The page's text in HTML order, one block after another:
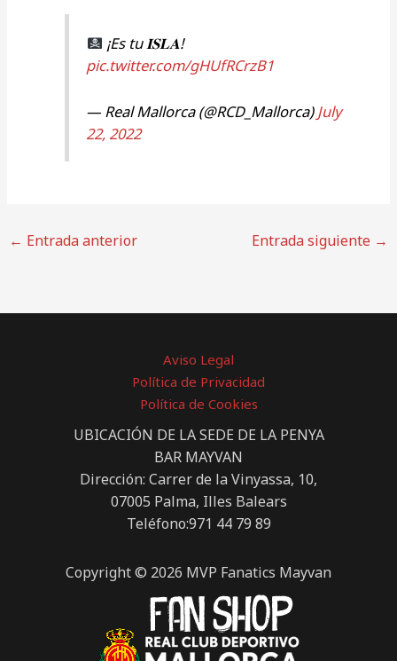
¡Es tu 𝐈𝐒𝐋𝐀!
pic.twitter.com/gHUfRCrzB1
— Real Mallorca (@RCD_Mallorca)July
22, 2022
← Entrada anterior Entrada siguiente →
Aviso Legal
Política de Privacidad
Política de Cookies
UBICACIÓN DE LA SEDE DE LA PENYA
BAR MAYVAN
Dirección: Carrer de la Vinyassa, 10,
07005 Palma, Illes Balears
Teléfono:971 44 79 89
Copyright © 2026 MVP Fanatics Mayvan